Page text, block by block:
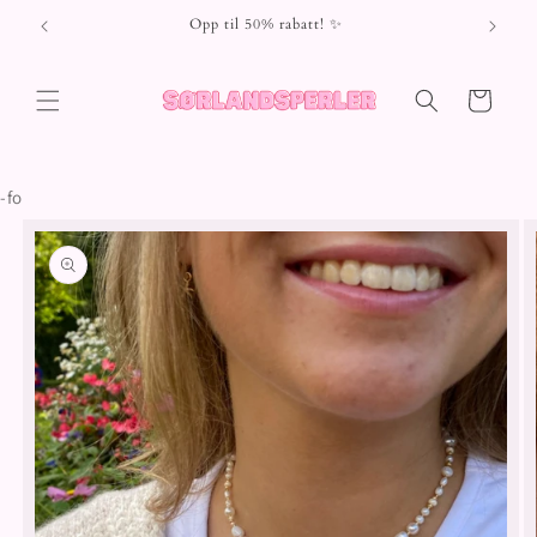
til
Opp til 50% rabatt! ✨
Handlekurv
-fo
til